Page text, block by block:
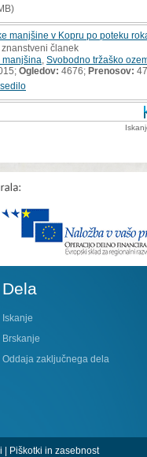
manjšine v Kopru po poteku
znanstveni članek
Svobodno tržaško
Ogledov: 4676; Prenosov: 47
Dela
Iskanje
Brskanje
Oddaja zaključnega dela
| Piškotki in zasebnost